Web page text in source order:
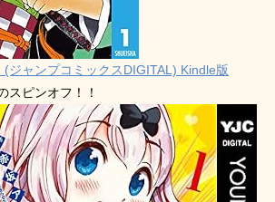
(ジャンプコミックスDIGITAL) Kindle版
スピンオフ！！